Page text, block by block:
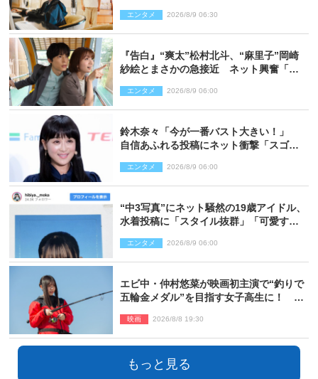
エンタメ 2026/8/9 06:30
『告白』“爽太”松村北斗、“麻里子”岡崎
紗絵とまさかの急接近 ネット興奮「そ
り）
エンタメ 2026/8/9 06:00
鈴木奈々「今が一番バスト大きい！」
自信あふれる投稿にネット衝撃「スゴ
エンタメ 2026/8/9 06:00
“中3写真”にネット騒然の19歳アイドル、
水着投稿に「スタイル抜群」「可愛すぎ
エンタメ 2026/8/9 06:00
エビ中・仲村悠菜が映画初主演で“釣りで
五輪金メダル”を目指す女子高生に！ 映
映画 2026/8/8 19:30
もっと見る